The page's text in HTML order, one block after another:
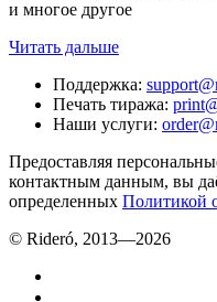
и многое другое
Читать дальше
Поддержка:
Печать тиража:
Наши услуги:
Предоставляя
контактным данным, вы
определенных Политикой
© Rideró, 2013—2026